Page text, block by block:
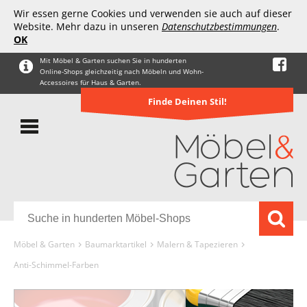
Wir essen gerne Cookies und verwenden sie auch auf dieser
Website. Mehr dazu in unseren Datenschutzbestimmungen.
OK
Mit Möbel & Garten suchen Sie in hunderten
Online-Shops gleichzeitig nach Möbeln und Wohn-
Accessoires für Haus & Garten.
Finde Deinen Stil!
Möbel & Garten Baumarktartikel
Malern & Tapezieren
Anti-Schimmel-Farben